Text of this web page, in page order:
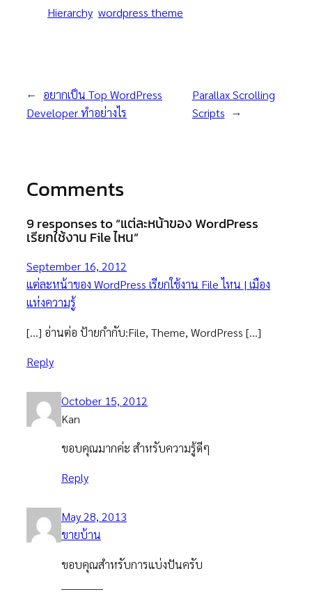
Hierarchy wordpress theme
←
อยากเป็น Top WordPress
Developer ทำอย่างไร
Parallax Scrolling
Scripts →
Comments
9 responses to “แต่ละหน้าของ WordPress
เรียกใช้งาน File ไหน”
September 16, 2012
แต่ละหน้าของ WordPress เรียกใช้งาน File ไหน | เมือง
แห่งความรู้
[…] อ่านต่อ ป้ายกำกับ:File, Theme, WordPress […]
Reply
October 15, 2012
Kan
ขอบคุณมากค่ะ สำหรับความรู้ดีๆ
Reply
May 28, 2013
ขายบ้าน
ขอบคุณสำหรับการแบ่งปันครับ